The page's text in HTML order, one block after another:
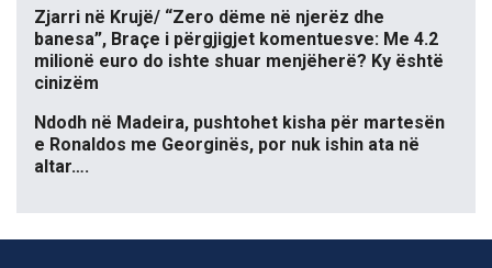
Zjarri në Krujë/ “Zero dëme në njerëz dhe
banesa”, Braçe i përgjigjet komentuesve: Me 4.2
milionë euro do ishte shuar menjëherë? Ky është
cinizëm
Ndodh në Madeira, pushtohet kisha për martesën
e Ronaldos me Georginës, por nuk ishin ata në
altar….